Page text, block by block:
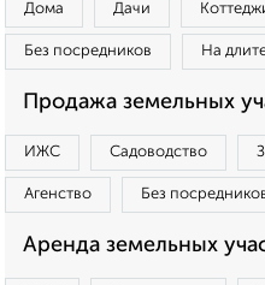
Дома Дачи
Без посредников На
Продажа земельных
ИЖС Садоводство
Агенство Без
Аренда земельных